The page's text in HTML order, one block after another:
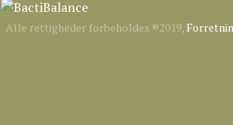
Alle rettigheder forbeholdes ®2019,